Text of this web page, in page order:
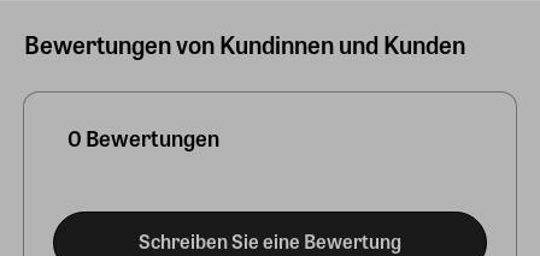
Bewertungen von Kundinnen und Kunden
0 Bewertungen
Schreiben Sie eine Bewertung